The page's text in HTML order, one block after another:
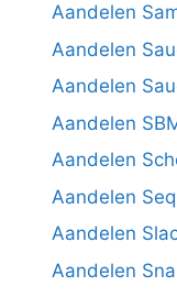
Aandelen
Aandelen
Aandelen
Aandelen
Aandelen
Aandelen
Aandelen
Aandelen